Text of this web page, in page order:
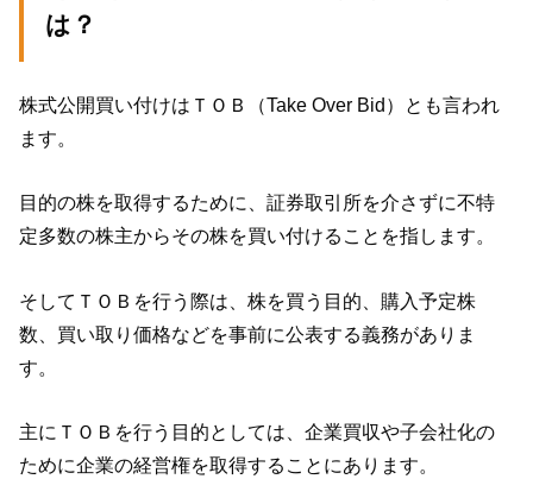
は？
株式公開買い付けはＴＯＢ（Take Over Bid）とも言われ
ます。
目的の株を取得するために、証券取引所を介さずに不特
定多数の株主からその株を買い付けることを指します。
そしてＴＯＢを行う際は、株を買う目的、購入予定株
数、買い取り価格などを事前に公表する義務がありま
す。
主にＴＯＢを行う目的としては、企業買収や子会社化の
ために企業の経営権を取得することにあります。